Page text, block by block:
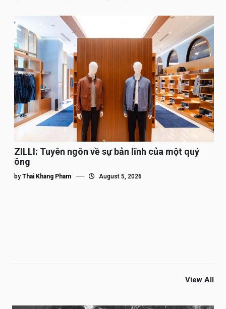
ZILLI: Tuyên ngôn về sự bản lĩnh của một quý
ông
by Thai Khang Pham August 5, 2026
View All